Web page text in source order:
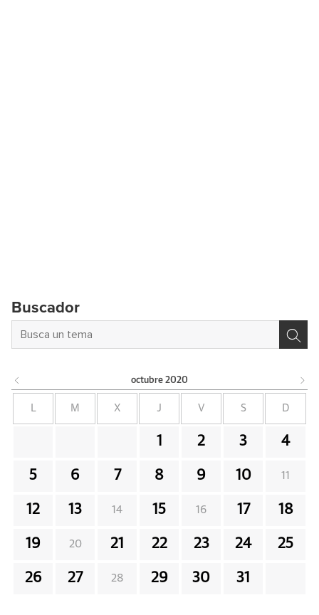
Buscador
octubre 2020
L M X J V S D
1 2 3 4
5 6 7 8 9 10 11
12 13 14 15 16 17 18
19 20 21 22 23 24 25
26 27 28 29 30 31